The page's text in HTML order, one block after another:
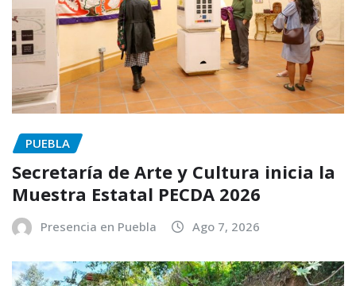
PUEBLA
Secretaría de Arte y Cultura inicia la
Muestra Estatal PECDA 2026
Presencia en Puebla Ago 7, 2026